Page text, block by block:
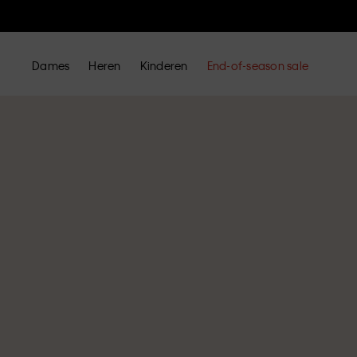
Dames Heren Kinderen End-of-season sale